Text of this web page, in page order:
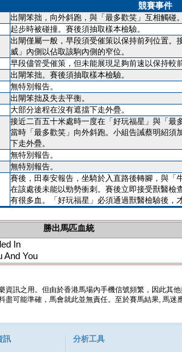
競賽事件
出閘笨拙，向外斜跑，與「最多歡笑」互相觸碰
起步時被碰撞。賽後須抽取樣本檢驗。
出閘僅屬一般，早段須受催策以保持前列位置。
威」內側以佔取該駒內側的窄位。
早段儘管受催策，但未能展現足夠前速以保持較
出閘笨拙。賽後須抽取樣本檢驗。
無特別報告。
出閘笨拙及失去平衡。
大部分途程在沒有遮擋下走外疊。
接近二百五十米處時一度在「好玩福星」與「最
當時「最多歡笑」向外斜跑。小組告誡蔡明紹須
下走外疊。
無特別報告。
無特別報告。
賽後，田泰安報告，坐騎於入直路後轉腳，與「
在該處後未能以勁勢衝刺。賽後立即接受獸醫檢
有很多血。「好玩福星」必須通過獸醫檢驗後，
勝出馬匹血統
In
And You
資訊之用。但由於香港馬場內手機信號頻繁，因此其
可能準確，馬會就此並無責任。至於賽馬結果, 馬迷
訊 分析工具